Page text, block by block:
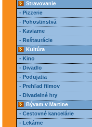
Stravovanie
- Pizzerie
- Pohostinstvá
- Kaviarne
- Reštaurácie
Kultúra
- Kino
- Divadlo
- Podujatia
- Prehľad filmov
- Divadelné hry
Bývam v Martine
- Cestovné kancelárie
- Lekárne